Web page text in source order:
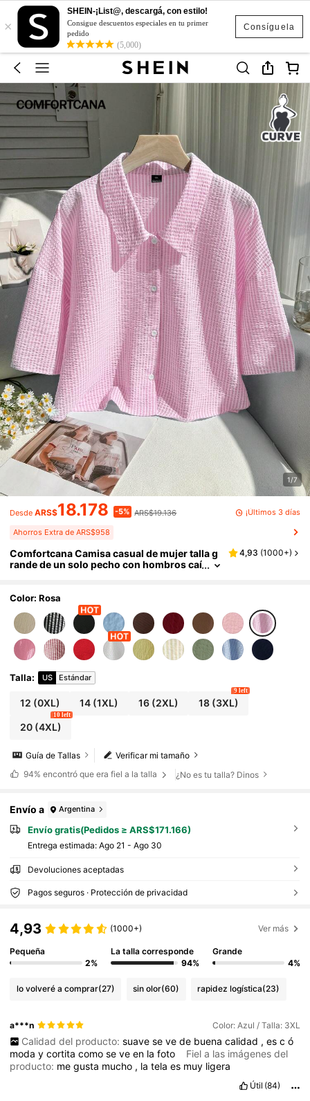
Consíguela
×
SHEIN-¡List@, descargá, con estilo!
Consigue descuentos especiales en tu primer
pedido
(5,000)
1/7
Desde ARS$18.178 -5% ARS$19.136 ¡Últimos 3 días
Ahorros Extra de ARS$958
Comfortcana Camisa casual de mujer talla g
rande de un solo pecho con hombros caí
4,93 (1000+)
Color: Rosa
Talla: US Estándar
12 (0XL) 14 (1XL) 16(2XL) 18(3XL)
9 left
20(4XL)
10 left
Verificar mi tamaño
Guía de Tallas
94% encontró que era fiel a la talla ¿No es tu talla? Dinos
Envío a Argentina
Envío gratis(Pedidos ≥ ARS$171.166)
Entrega estimada: Ago 21 - Ago 30
Devoluciones aceptadas
Pagos seguros · Protección de privacidad
4,93 (1000+) Ver más
Pequeña
2%
La talla corresponde
94%
Grande
4%
lo volveré a comprar(27) sin olor(60) rapidez logística(23)
a***n Color: Azul / Talla: 3XL
Calidad del producto: suave se ve de buena calidad , es c ó
modaycortitacomoseveen lafoto
Fiel a las imágenes del
producto: megusta mucho , latelaes muy ligera
Útil (84)